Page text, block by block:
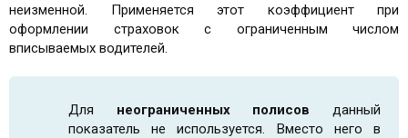
неизменной. Применяется этот коэффициент при
оформлении страховок с ограниченным числом
вписываемых водителей.
Для неограниченных полисов данный
показатель не используется. Вместо него в